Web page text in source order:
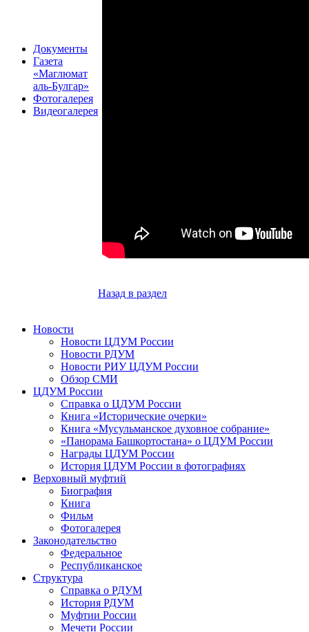
Документы
Газета
«Маглюмат
аль-Булгар»
Фотогалерея
Видеогалерея
Назад в раздел
Новости
Новости ЦДУМ России
Новости РДУМ
Новости РИУ ЦДУМ России
Обзор СМИ
ЦДУМ России
Справка о ЦДУМ России
Книга «Исторические очерки»
Книга «Мусульманское духовное собрание»
«Панорама Башкортостана» о ЦДУМ России
Награды ЦДУМ России
История ЦДУМ России в фотографиях
Верховный муфтий
Биография
Книга
Фильм
Фотогалерея
Законодательство
Федеральное
Республиканское
Структура
Справка о РДУМ
История РДУМ
Муфтии России
Мечети России